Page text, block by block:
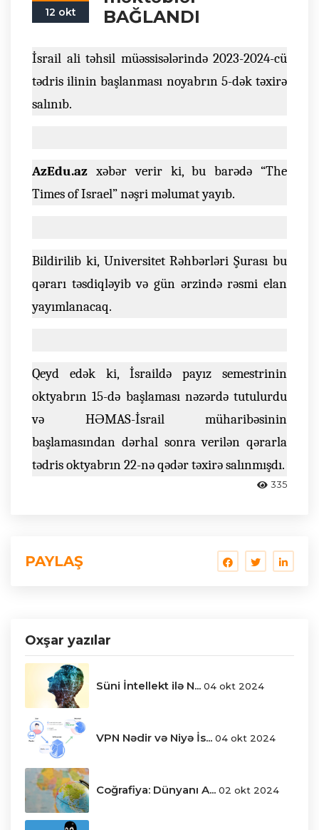
12 okt
BAĞLANDI
İsrail ali təhsil müəssisələrində 2023-2024-cü
tədris ilinin başlanması noyabrın 5-dək təxirə
salınıb.
AzEdu.az xəbər verir ki, bu barədə “The
Times of Israel” nəşri məlumat yayıb.
Bildirilib ki, Universitet Rəhbərləri Şurası bu
qərarı təsdiqləyib və gün ərzində rəsmi elan
yayımlanacaq.
Qeyd edək ki, İsraildə payız semestrinin
oktyabrın 15-də başlaması nəzərdə tutulurdu
və HƏMAS-İsrail müharibəsinin
başlamasından dərhal sonra verilən qərarla
tədris oktyabrın 22-nə qədər təxirə salınmışdı.
335
PAYLAŞ
Oxşar yazılar
Süni İntellekt ilə N... 04 okt 2024
VPN Nədir və Niyə İs... 04 okt 2024
Coğrafiya: Dünyanı A... 02 okt 2024